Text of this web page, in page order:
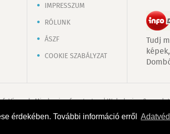
érdekében. További információ erről
IMPRESSZUM
RÓLUNK
ÁSZF
COOKIE SZABÁLYZAT
Tudj
Minden jog fenntartva. | Web design &